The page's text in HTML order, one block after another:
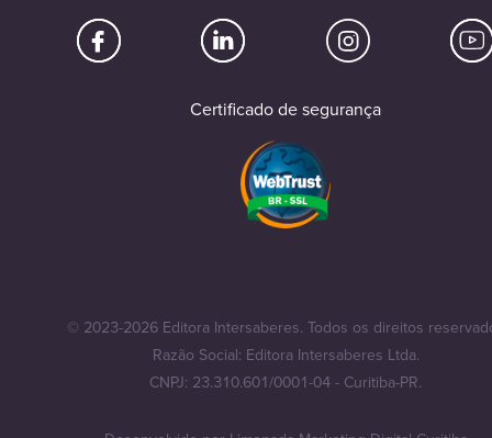
Certificado de segurança
© 2023-2026 Editora Intersaberes. Todos os direitos
Razão Social: Editora Intersaberes Ltda.
CNPJ: 23.310.601/0001-04 - Curitiba-PR.